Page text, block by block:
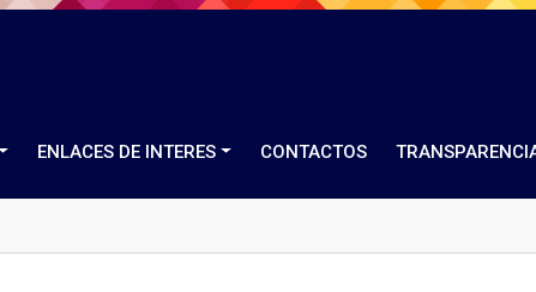
ENLACES DE INTERES CONTACTOS